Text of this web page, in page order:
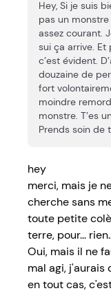
Hey, Si je suis
pas un
assez courant.
sui ça arrive.
c’est évident.
douzaine de
fort
moindre
monstre. T’es
Prends soin de
hey
merci, mais je
cherche sans
toute petite
terre, pour...
Oui, mais il ne
mal agi, j'aurais
en tout cas,